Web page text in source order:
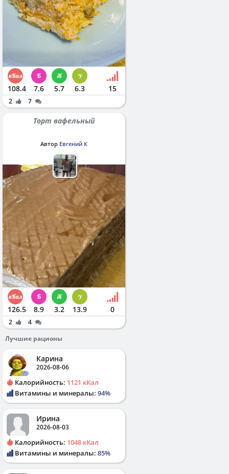
108.4 7.6 5.7 6.3 15
2 7
Торт вафельный
Автор Евгений К
126.5 8.9 3.2 13.9 0
2
4
Лучшие рационы
Карина
2026-08-06
Калорийность: 1121 кКал
Витамины и минералы: 94%
Ирина
2026-08-03
Калорийность: 1048 кКал
Витамины и минералы: 85%